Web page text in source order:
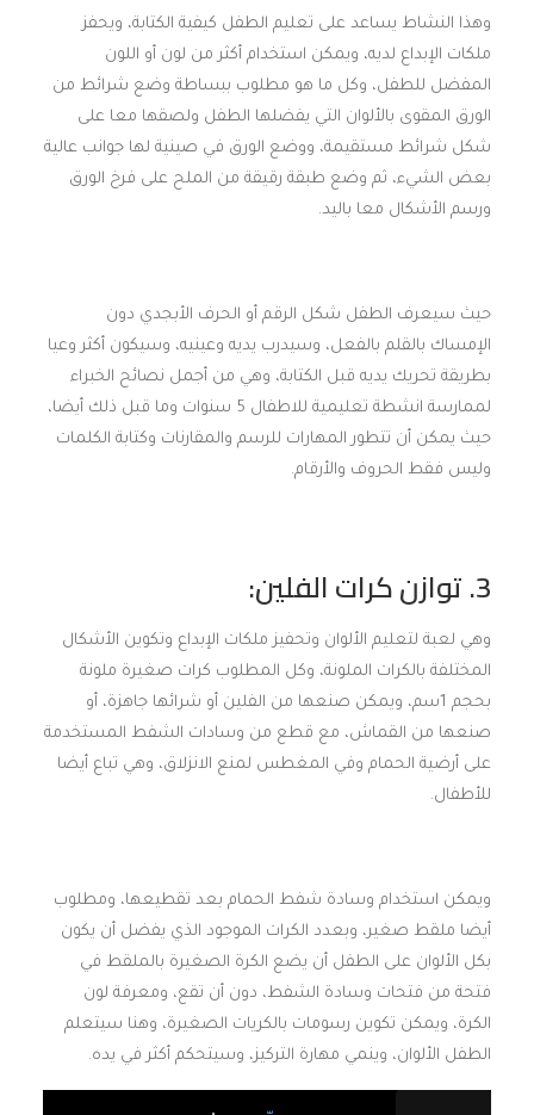
وهذا النشاط يساعد على تعليم الطفل كيفية الكتابة، ويحفز
ملكات الإبداع لديه، ويمكن استخدام أكثر من لون أو اللون
المفضل للطفل، وكل ما هو مطلوب ببساطة وضع شرائط من
الورق المقوى بالألوان التي يفضلها الطفل ولصقها معا على
شكل شرائط مستقيمة، ووضع الورق في صينية لها جوانب عالية
بعض الشيء، ثم وضع طبقة رقيقة من الملح على فرخ الورق
ورسم الأشكال معا باليد.
حيث سيعرف الطفل شكل الرقم أو الحرف الأبجدي دون
الإمساك بالقلم بالفعل، وسيدرب يديه وعينيه، وسيكون أكثر وعيا
بطريقة تحريك يديه قبل الكتابة، وهي من أجمل نصائح الخبراء
لممارسة انشطة تعليمية للاطفال 5 سنوات وما قبل ذلك أيضا،
حيث يمكن أن تتطور المهارات للرسم والمقارنات وكتابة الكلمات
وليس فقط الحروف والأرقام.
3. توازن كرات الفلين:
وهي لعبة لتعليم الألوان وتحفيز ملكات الإبداع وتكوين الأشكال
المختلفة بالكرات الملونة، وكل المطلوب كرات صغيرة ملونة
بحجم 1سم، ويمكن صنعها من الفلين أو شرائها جاهزة، أو
صنعها من القماش، مع قطع من وسادات الشفط المستخدمة
على أرضية الحمام وفي المغطس لمنع الانزلاق، وهي تباع أيضا
للأطفال.
ويمكن استخدام وسادة شفط الحمام بعد تقطيعها، ومطلوب
أيضا ملقط صغير، وبعدد الكرات الموجود الذي يفضل أن يكون
بكل الألوان على الطفل أن يضع الكرة الصغيرة بالملقط في
فتحة من فتحات وسادة الشفط، دون أن تقع، ومعرفة لون
الكرة، ويمكن تكوين رسومات بالكريات الصغيرة، وهنا سيتعلم
الطفل الألوان، وينمي مهارة التركيز، وسيتحكم أكثر في يده.